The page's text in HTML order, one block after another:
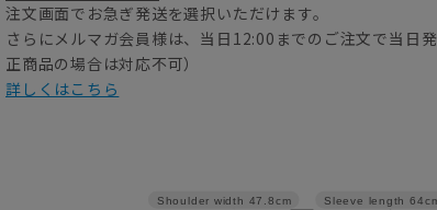
注文画面でお急ぎ発送を選択いただけます。
さらにメルマガ会員様は、当日12:00までのご注文で当日
正商品の場合は対応不可）
詳しくはこちら
Sleeve length
Shoulder width 47.8cm